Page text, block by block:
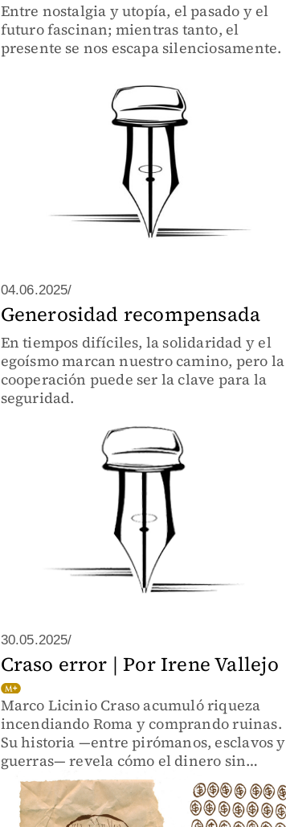
Entre nostalgia y utopía, el pasado y el
futuro fascinan; mientras tanto, el
presente se nos escapa silenciosamente.
04.06.2025/
Generosidad recompensada
En tiempos difíciles, la solidaridad y el
egoísmo marcan nuestro camino, pero la
cooperación puede ser la clave para la
seguridad.
30.05.2025/
Craso error | Por Irene Vallejo
Marco Licinio Craso acumuló riqueza
incendiando Roma y comprando ruinas.
Su historia —entre pirómanos, esclavos y
guerras— revela cómo el dinero sin
límites se funde con el poder hasta
volverse tragedia.